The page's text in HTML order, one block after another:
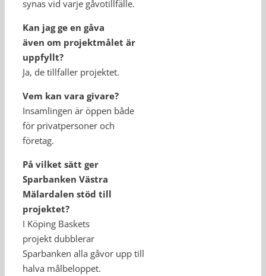
synas vid varje gåvotillfälle.
Kan jag ge en gåva
även om projektmålet är
uppfyllt?
Ja, de tillfaller projektet.
Vem kan vara givare?
Insamlingen är öppen både
för privatpersoner och
företag.
På vilket sätt ger
Sparbanken Västra
Mälardalen stöd till
projektet?
I Köping Baskets
projekt dubblerar
Sparbanken alla gåvor upp till
halva målbeloppet.